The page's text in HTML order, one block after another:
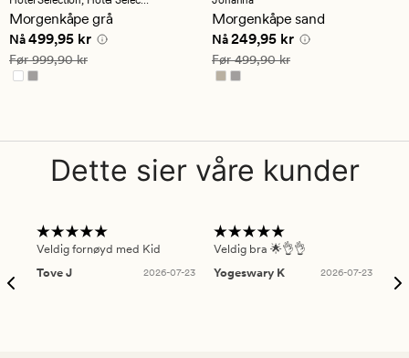
en
gjennomsnittlig
vurdering
på
4.5
Morgenkåpe grå
Nåværende pris
Nå499,95 kr
Vanlig pris 999,90 kr
Før999,90 kr
en
gjennomsnittlig
vurdering
på
4.5
Morgenkåpe sand
Nåværende pris
Nå249,95 kr
Vanlig pris 499,90 kr
Før499,90 kr
Dette sier våre kunder
Veldig fornøyd med Kid
Tove J
2026-07-23
Veldig bra 🌟👌👌
Yogeswary K
2026-07-23